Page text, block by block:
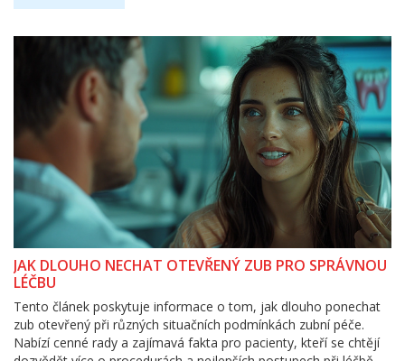
JAK DLOUHO NECHAT OTEVŘENÝ ZUB PRO SPRÁVNOU
LÉČBU
Tento článek poskytuje informace o tom, jak dlouho ponechat
zub otevřený při různých situačních podmínkách zubní péče.
Nabízí cenné rady a zajímavá fakta pro pacienty, kteří se chtějí